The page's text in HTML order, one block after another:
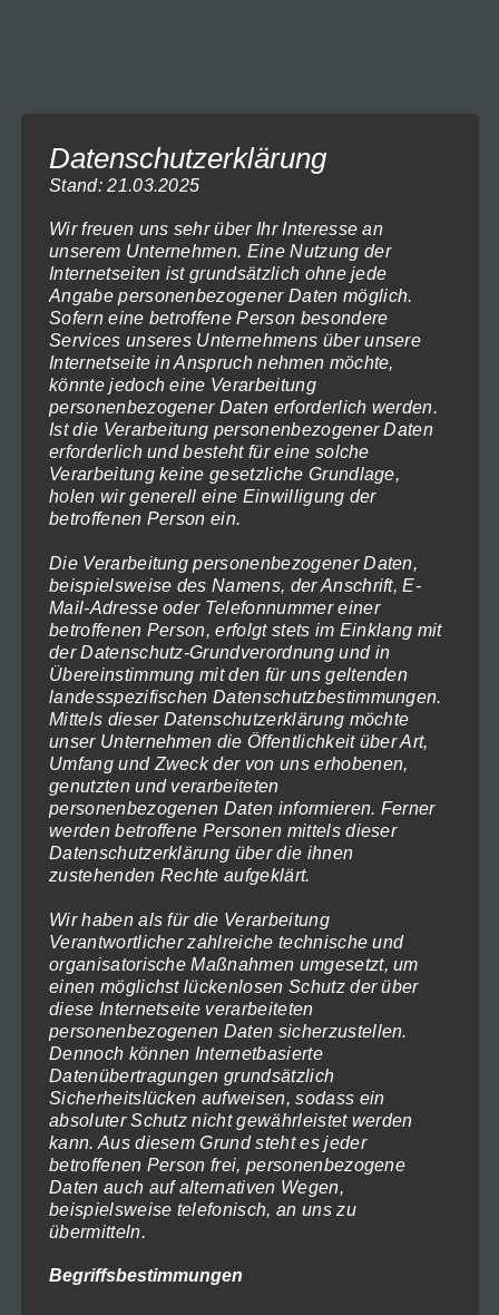
Holland 2017-1569
119,00€ – 1.199,00€Preisspanne:
119,00€
bis
1.199,00€
(inkl. MwSt)
Ausführung wählen
weist
mehrere
Varianten
Die
Optionen
können
auf
der
Produktseite
gewählt
werden
Holland 2017-791
119,00€ – 1.199,00€Preisspanne:
119,00€
bis
1.199,00€
(inkl. MwSt)
Ausführung wählen
Dieses
Produkt
weist
mehrere
Varianten
auf.
Die
Optionen
können
auf
der
Produktseite
gewählt
werden
Dieses
weist
Datenschutzerklärung
Stand: 21.03.2025
Wir freuen uns sehr über Ihr Interesse an
unserem Unternehmen. Eine Nutzung der
Internetseiten ist grundsätzlich ohne jede
Angabe personenbezogener Daten möglich.
Sofern eine betroffene Person besondere
Services unseres Unternehmens über unsere
Internetseite in Anspruch nehmen möchte,
könnte jedoch eine Verarbeitung
personenbezogener Daten erforderlich werden.
Ist die Verarbeitung personenbezogener Daten
erforderlich und besteht für eine solche
Verarbeitung keine gesetzliche Grundlage,
holen wir generell eine Einwilligung der
betroffenen Person ein.
Die Verarbeitung personenbezogener Daten,
beispielsweise des Namens, der Anschrift, E-
Mail-Adresse oder Telefonnummer einer
betroffenen Person, erfolgt stets im Einklang mit
der Datenschutz-Grundverordnung und in
Übereinstimmung mit den für uns geltenden
landesspezifischen Datenschutzbestimmungen.
Mittels dieser Datenschutzerklärung möchte
unser Unternehmen die Öffentlichkeit über Art,
Umfang und Zweck der von uns erhobenen,
genutzten und verarbeiteten
personenbezogenen Daten informieren. Ferner
werden betroffene Personen mittels dieser
Datenschutzerklärung über die ihnen
zustehenden Rechte aufgeklärt.
Wir haben als für die Verarbeitung
Verantwortlicher zahlreiche technische und
organisatorische Maßnahmen umgesetzt, um
einen möglichst lückenlosen Schutz der über
diese Internetseite verarbeiteten
personenbezogenen Daten sicherzustellen.
Dennoch können Internetbasierte
Datenübertragungen grundsätzlich
Sicherheitslücken aufweisen, sodass ein
absoluter Schutz nicht gewährleistet werden
kann. Aus diesem Grund steht es jeder
betroffenen Person frei, personenbezogene
Daten auch auf alternativen Wegen,
beispielsweise telefonisch, an uns zu
übermitteln.
Begriffsbestimmungen